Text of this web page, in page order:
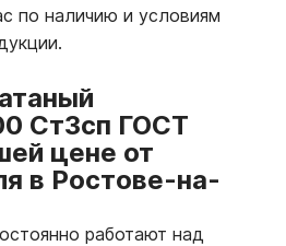
по наличию и условиям
Ст3сп ГОСТ
цене от
в Ростове-на-
работают над